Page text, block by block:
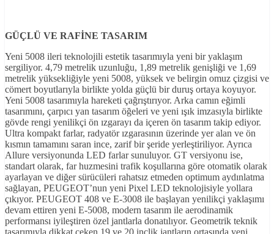
GÜÇLÜ VE RAFİNE TASARIM
Yeni 5008 ileri teknolojili estetik tasarımıyla yeni bir yaklaşım
sergiliyor. 4,79 metrelik uzunluğu, 1,89 metrelik genişliği ve 1,69
metrelik yüksekliğiyle yeni 5008, yüksek ve belirgin omuz çizgisi ve
cömert boyutlarıyla birlikte yolda güçlü bir duruş ortaya koyuyor.
Yeni 5008 tasarımıyla hareketi çağrıştırıyor. Arka camın eğimli
tasarımını, çarpıcı yan tasarım öğeleri ve yeni ışık imzasıyla birlikte
gövde rengi yenilikçi ön ızgarayı da içeren ön tasarım takip ediyor.
Ultra kompakt farlar, radyatör ızgarasının üzerinde yer alan ve ön
kısmın tamamını saran ince, zarif bir şeride yerleştiriliyor. Ayrıca
Allure versiyonunda LED farlar sunuluyor. GT versiyonu ise,
standart olarak, far huzmesini trafik koşullarına göre otomatik olarak
ayarlayan ve diğer sürücüleri rahatsız etmeden optimum aydınlatma
sağlayan, PEUGEOT’nun yeni Pixel LED teknolojisiyle yollara
çıkıyor. PEUGEOT 408 ve E-3008 ile başlayan yenilikçi yaklaşımı
devam ettiren yeni E-5008, modern tasarım ile aerodinamik
performansı iyileştiren özel jantlarla donatılıyor. Geometrik teknik
tasarımıyla dikkat çeken 19 ve 20 inçlik jantların ortasında yeni